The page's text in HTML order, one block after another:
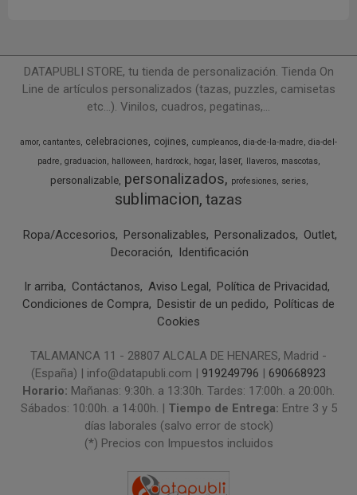
DATAPUBLI STORE, tu tienda de personalización. Tienda On
Line de artículos personalizados (tazas, puzzles, camisetas
etc...). Vinilos, cuadros, pegatinas,...
amor cantantes celebraciones cojines cumpleanos dia-de-la-madre dia-del-
padre graduacion halloween hardrock hogar laser llaveros mascotas
personalizable personalizados profesiones series
sublimacion tazas
Ropa/Accesorios Personalizables Personalizados
Outlet
Decoración
Identificación
Ir arriba Contáctanos Aviso Legal
Política de Privacidad
Condiciones de Compra
Desistir de un pedido
Políticas de
Cookies
TALAMANCA 11 - 28807 ALCALA DE HENARES, Madrid -
(España) | info@datapubli.com | 919249796 | 690668923
Horario: Mañanas: 9:30h. a 13:30h. Tardes: 17:00h. a 20:00h.
Sábados: 10:00h. a 14:00h. | Tiempo de Entrega: Entre 3 y 5
días laborales (salvo error de stock)
(*) Precios con Impuestos incluidos